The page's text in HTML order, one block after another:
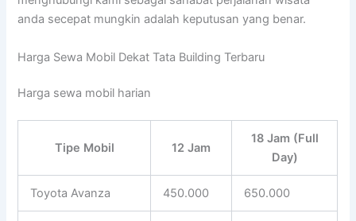
anda secepat mungkin adalah keputusan yang benar.
Harga Sewa Mobil Dekat Tata Building Terbaru
Harga sewa mobil harian
Tipe Mobil 12 Jam
18 Jam (Full
Day)
Toyota Avanza 450.000 650.000